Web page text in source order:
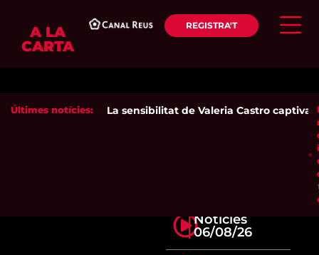
A LA
CARTA
REGISTRA'T
Últimes notícies: La sensibilitat de Valeria Castro captiva
Notícies
06/08/26